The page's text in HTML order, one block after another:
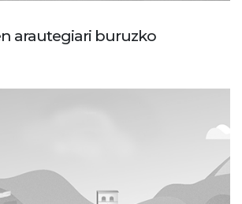
arautegiari buruzko